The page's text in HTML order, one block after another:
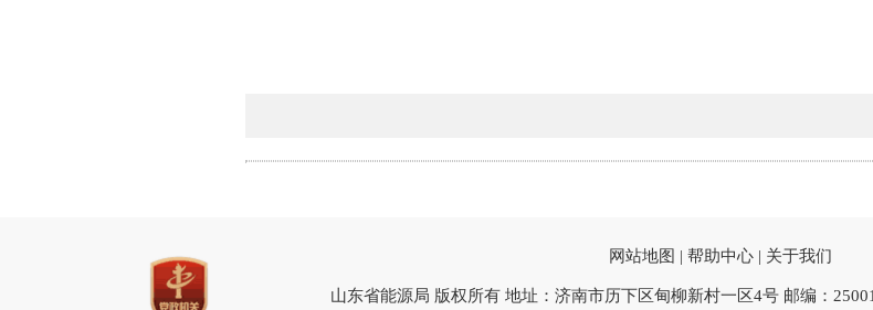
网站地图 | 帮助中心 | 关于我们
山东省能源局 版权所有 地址：济南市历下区甸柳新村一区4号 邮编：